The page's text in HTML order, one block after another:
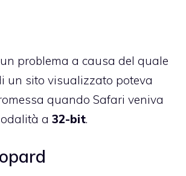
problema a causa del quale
un sito visualizzato poteva
quando Safari veniva
a 32-bit.